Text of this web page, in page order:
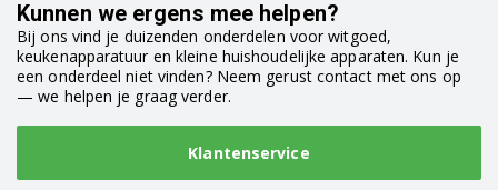
Kunnen we ergens mee helpen?
Bij ons vind je duizenden onderdelen voor witgoed,
keukenapparatuur en kleine huishoudelijke apparaten. Kun je
een onderdeel niet vinden? Neem gerust contact met ons op
— we helpen je graag verder.
Klantenservice